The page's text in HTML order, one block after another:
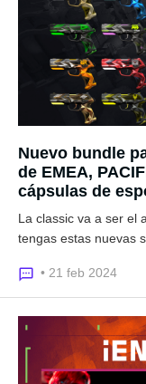
Nuevo bundle
de EMEA,
cápsulas de
La classic va a ser el
tengas estas nuevas
• 21 feb 2024